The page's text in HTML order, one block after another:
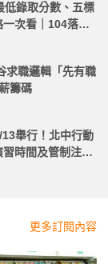
低錄取分數、五標
次看｜104落點
求職邏輯「先有職
籌碼
舉行！北中行動
時間及管制注意
更多訂閱內容